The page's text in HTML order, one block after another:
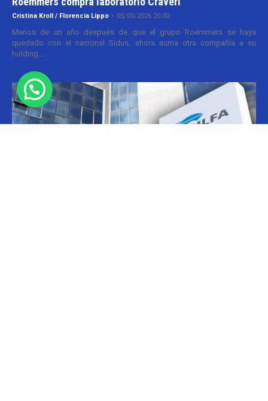
Cristina Kroll / Florencia Lippo - 05/05/2026 20:00
Menos de un año después de que el grupo Roemmers se haya
quedado con el nacional Sidus, ahora suma otra compañía a su
holding....